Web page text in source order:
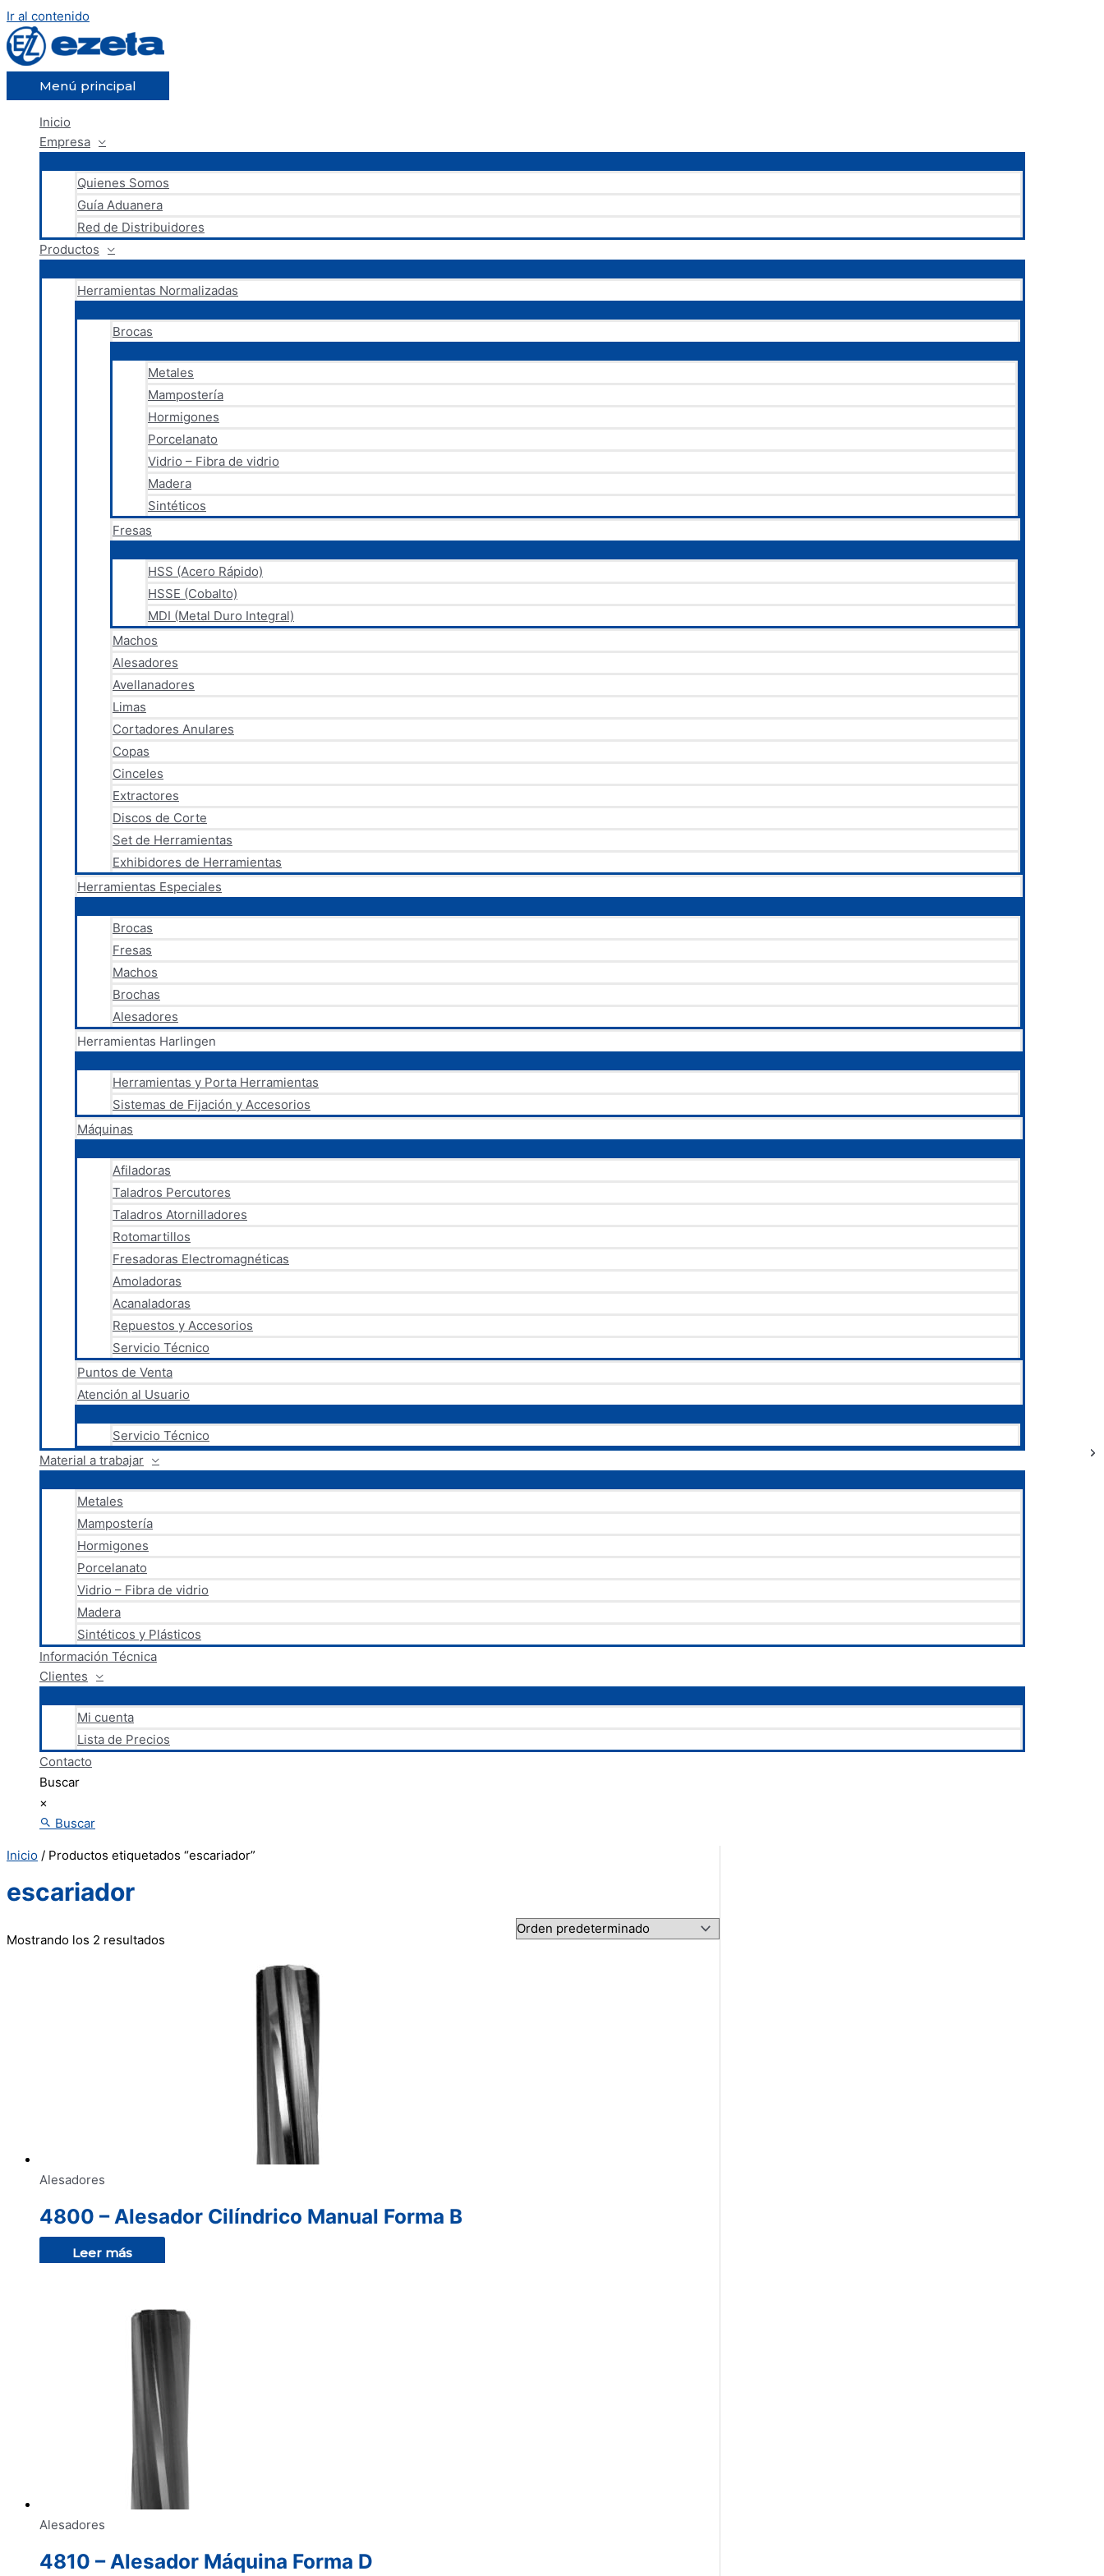
Ir al contenido
Menú principal
Inicio
Empresa
Quienes Somos
Guía Aduanera
Red de Distribuidores
Productos
Herramientas Normalizadas
Brocas
Metales
Mampostería
Hormigones
Porcelanato
Vidrio – Fibra de vidrio
Madera
Sintéticos
Fresas
HSS (Acero Rápido)
HSSE (Cobalto)
MDI (Metal Duro Integral)
Machos
Alesadores
Avellanadores
Limas
Cortadores Anulares
Copas
Cinceles
Extractores
Discos de Corte
Set de Herramientas
Exhibidores de Herramientas
Herramientas Especiales
Brocas
Fresas
Machos
Brochas
Alesadores
Herramientas Harlingen
Herramientas y Porta Herramientas
Sistemas de Fijación y Accesorios
Máquinas
Afiladoras
Taladros Percutores
Taladros Atornilladores
Rotomartillos
Fresadoras Electromagnéticas
Amoladoras
Acanaladoras
Repuestos y Accesorios
Servicio Técnico
Puntos de Venta
Atención al Usuario
Servicio Técnico
Material a trabajar
Metales
Mampostería
Hormigones
Porcelanato
Vidrio – Fibra de vidrio
Madera
Sintéticos y Plásticos
Información Técnica
Clientes
Mi cuenta
Lista de Precios
Contacto
Buscar
×
Buscar
Inicio / Productos etiquetados “escariador”
escariador
Mostrando los 2 resultados
Alesadores
4800 – Alesador Cilíndrico Manual Forma B
Leer más
Alesadores
4810 – Alesador Máquina Forma D